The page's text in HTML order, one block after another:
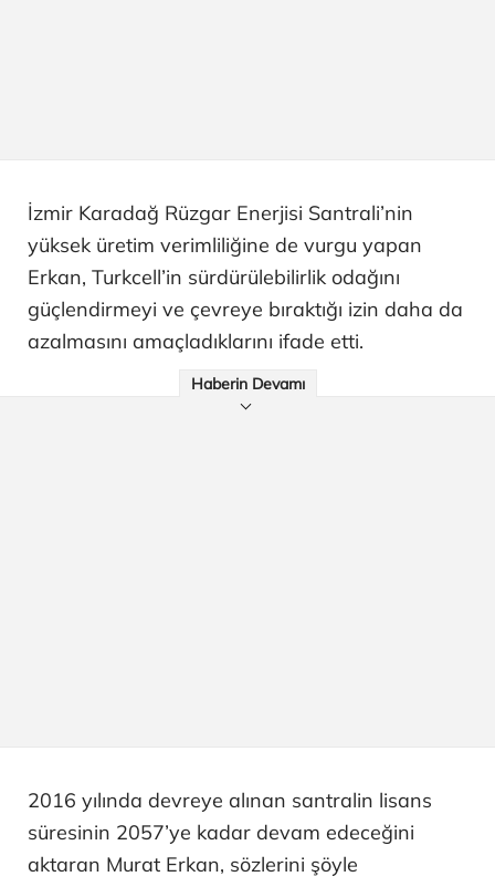
İzmir Karadağ Rüzgar Enerjisi Santrali’nin
yüksek üretim verimliliğine de vurgu yapan
Erkan, Turkcell’in sürdürülebilirlik odağını
güçlendirmeyi ve çevreye bıraktığı izin daha da
azalmasını amaçladıklarını ifade etti.
Haberin Devamı
2016 yılında devreye alınan santralin lisans
süresinin 2057’ye kadar devam edeceğini
aktaran Murat Erkan, sözlerini şöyle